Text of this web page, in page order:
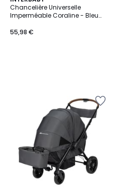
Chancelière Universelle
Imperméable Coraline - Bleu
55,98 €